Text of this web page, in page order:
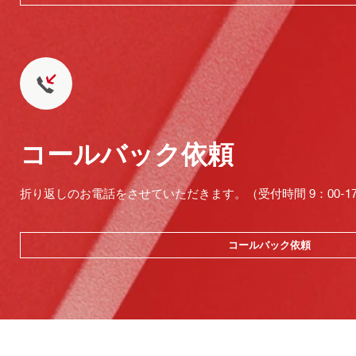
コールバック依頼
折り返しのお電話をさせていただきます。（受付時間 9：00-
コールバック依頼